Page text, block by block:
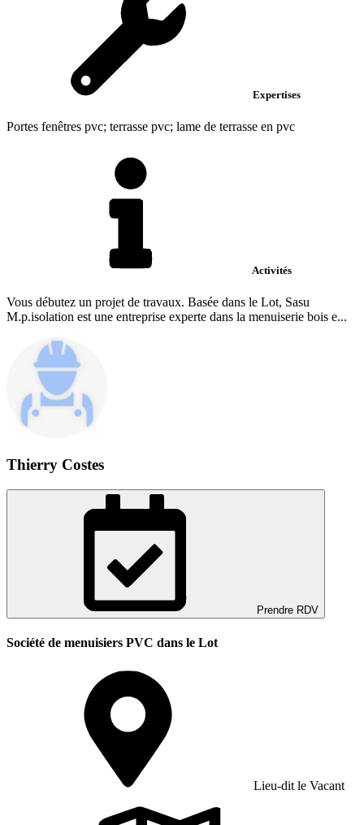
Expertises
Portes fenêtres pvc; terrasse pvc; lame de terrasse en pvc
Activités
Vous débutez un projet de travaux. Basée dans le Lot, Sasu
M.p.isolation est une entreprise experte dans la menuiserie bois e...
Thierry Costes
Prendre RDV
Société de menuisiers PVC dans le Lot
Lieu-dit le Vacant